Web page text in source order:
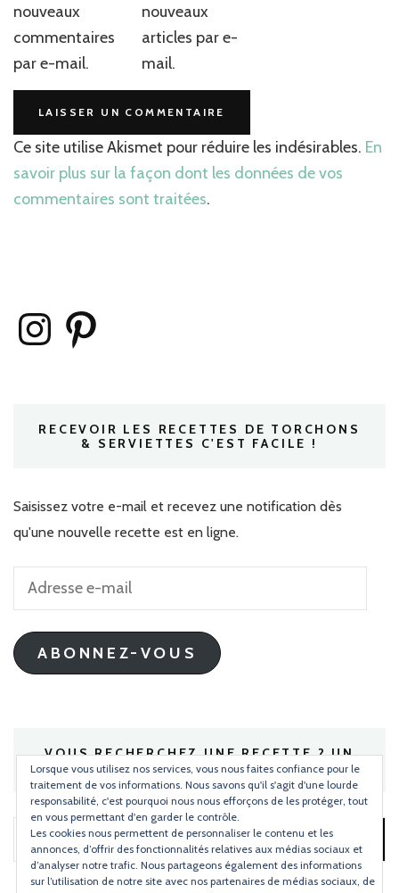
nouveaux
commentaires
par e-mail.
nouveaux
articles par e-
mail.
Ce site utilise Akismet pour réduire les indésirables. En
savoir plus sur la façon dont les données de vos
commentaires sont traitées.
InstagramPinterest
RECEVOIR LES RECETTES DE TORCHONS
& SERVIETTES C'EST FACILE !
Saisissez votre e-mail et recevez une notification dès
qu'une nouvelle recette est en ligne.
Adresse
mail
ABONNEZ-VOUS
VOUS RECHERCHEZ UNE RECETTE ? UN
INGRÉDIENT ?
Rechercher :
Lorsque vous utilisez nos services, vous nous faites confiance pour le
traitement de vos informations. Nous savons qu'il s'agit d'une lourde
responsabilité, c'est pourquoi nous nous efforçons de les protéger, tout
en vous permettant d'en garder le contrôle.
Les cookies nous permettent de personnaliser le contenu et les
annonces, d’offrir des fonctionnalités relatives aux médias sociaux et
d’analyser notre trafic. Nous partageons également des informations
sur l’utilisation de notre site avec nos partenaires de médias sociaux, de